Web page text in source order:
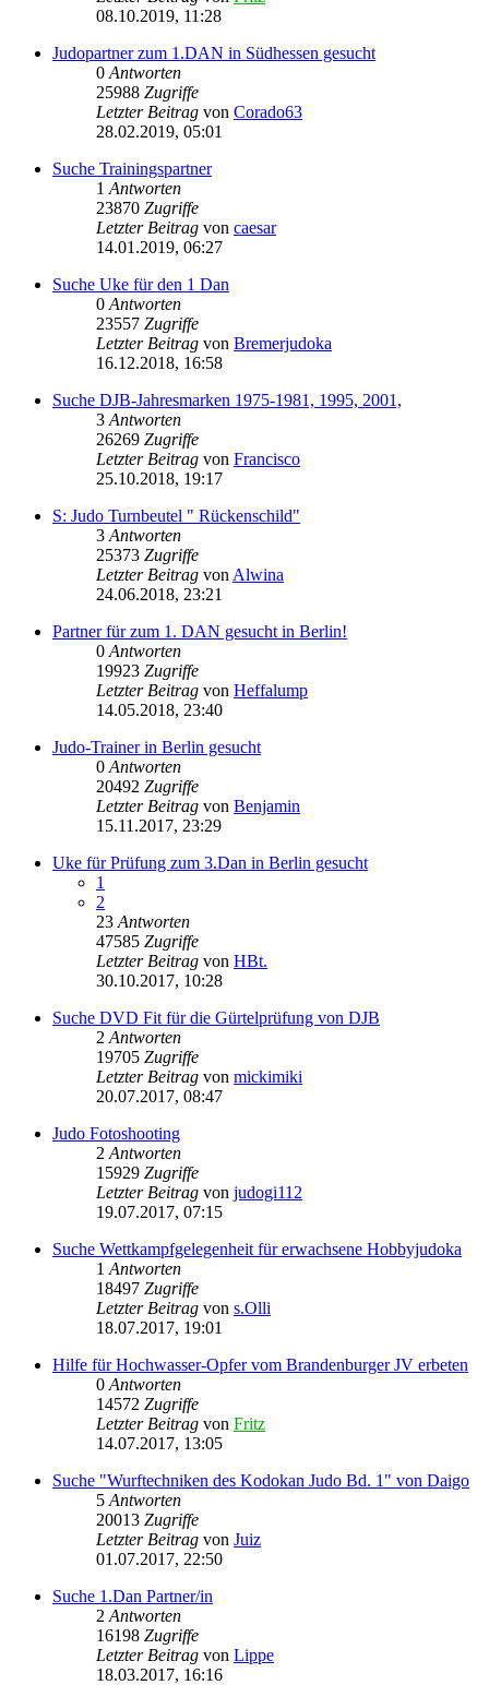
08.10.2019, 11:28
Judopartner zum 1.DAN in Südhessen gesucht
0 Antworten
25988 Zugriffe
Letzter Beitrag von Corado63
28.02.2019, 05:01
Suche Trainingspartner
1 Antworten
23870 Zugriffe
Letzter Beitrag von caesar
14.01.2019, 06:27
Suche Uke für den 1 Dan
0 Antworten
23557 Zugriffe
Letzter Beitrag von Bremerjudoka
16.12.2018, 16:58
Suche DJB-Jahresmarken 1975-1981, 1995, 2001,
3 Antworten
26269 Zugriffe
Letzter Beitrag von Francisco
25.10.2018, 19:17
S: Judo Turnbeutel " Rückenschild"
3 Antworten
25373 Zugriffe
Letzter Beitrag von Alwina
24.06.2018, 23:21
Partner für zum 1. DAN gesucht in Berlin!
0 Antworten
19923 Zugriffe
Letzter Beitrag von Heffalump
14.05.2018, 23:40
Judo-Trainer in Berlin gesucht
0 Antworten
20492 Zugriffe
Letzter Beitrag von Benjamin
15.11.2017, 23:29
Uke für Prüfung zum 3.Dan in Berlin gesucht
1
2
23 Antworten
47585 Zugriffe
Letzter Beitrag von HBt.
30.10.2017, 10:28
Suche DVD Fit für die Gürtelprüfung von DJB
2 Antworten
19705 Zugriffe
Letzter Beitrag von mickimiki
20.07.2017, 08:47
Judo Fotoshooting
2 Antworten
15929 Zugriffe
Letzter Beitrag von judogi112
19.07.2017, 07:15
Suche Wettkampfgelegenheit für erwachsene Hobbyjudoka
1 Antworten
18497 Zugriffe
Letzter Beitrag von s.Olli
18.07.2017, 19:01
Hilfe für Hochwasser-Opfer vom Brandenburger JV erbeten
0 Antworten
14572 Zugriffe
Letzter Beitrag von Fritz
14.07.2017, 13:05
Suche "Wurftechniken des Kodokan Judo Bd. 1" von Daigo
5 Antworten
20013 Zugriffe
Letzter Beitrag von Juiz
01.07.2017, 22:50
Suche 1.Dan Partner/in
2 Antworten
16198 Zugriffe
Letzter Beitrag von Lippe
18.03.2017, 16:16